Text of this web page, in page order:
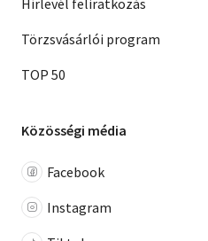
Hírlevél feliratkozás
Törzsvásárlói program
TOP 50
Közösségi média
Facebook
Instagram